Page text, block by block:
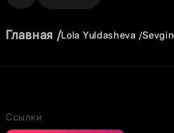
Главная Lola Yuldasheva
Ссылки